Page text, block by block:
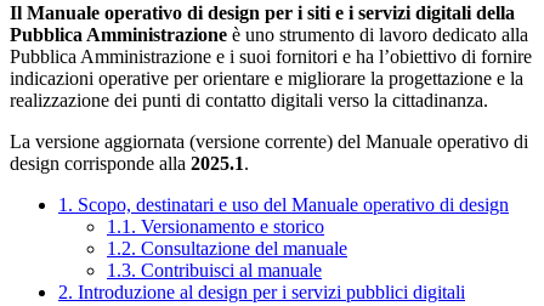
Il Manuale operativo di design per i siti e i servizi digitali della
Pubblica Amministrazione è uno strumento di lavoro dedicato alla
Pubblica Amministrazione e i suoi fornitori e ha l’obiettivo di fornire
indicazioni operative per orientare e migliorare la progettazione e la
realizzazione dei punti di contatto digitali verso la cittadinanza.
La versione aggiornata (versione corrente) del Manuale operativo di
design corrisponde alla 2025.1.
1. Scopo, destinatari e uso del Manuale operativo di design
1.1. Versionamento e storico
1.2. Consultazione del manuale
1.3. Contribuisci al manuale
2. Introduzione al design per i servizi pubblici digitali